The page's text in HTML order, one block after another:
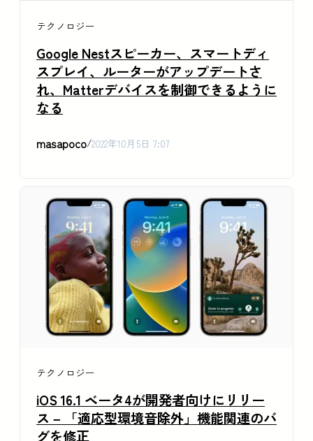
テクノロジー
Google Nestスピーカー、スマートディ
スプレイ、ルーターがアップデートさ
れ、Matterデバイスを制御できるように
なる
masapoco/2022年10月5日 7:07
テクノロジー
iOS 16.1 ベータ4が開発者向けにリリー
ス – 「適応型環境音除外」機能関連のバ
グを修正